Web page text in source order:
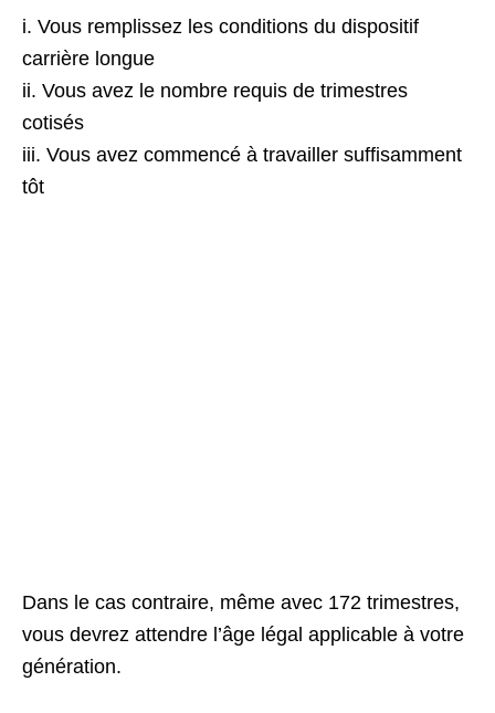
i. Vous remplissez les conditions du dispositif
carrière longue
ii. Vous avez le nombre requis de trimestres
cotisés
iii. Vous avez commencé à travailler suffisamment
tôt
Dans le cas contraire, même avec 172 trimestres,
vous devrez attendre l’âge légal applicable à votre
génération.